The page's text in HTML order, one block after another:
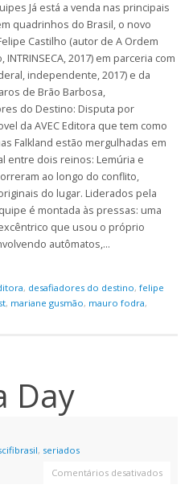
Já está a venda nas principais
quadrinhos do Brasil, o novo
Castilho (autor de A Ordem
2017) em parceria com
independente, 2017) e da
de Brão Barbosa,
do Destino: Disputa por
da AVEC Editora que tem como
Falkland estão mergulhadas em
entre dois reinos: Lemúria e
ao longo do conflito,
do lugar. Liderados pela
é montada às pressas: uma
que usou o próprio
autômatos,…
, desafiadores do destino, felipe
, mariane gusmão, mauro fodra,
Day
, seriados
Comentários desativados